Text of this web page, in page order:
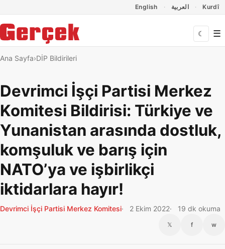
English العربية Kurdî
☾ ☰
Ana Sayfa DİP Bildirileri
Devrimci İşçi Partisi Merkez
Komitesi Bildirisi: Türkiye ve
Yunanistan arasında dostluk,
komşuluk ve barış için
NATO’ya ve işbirlikçi
iktidarlara hayır!
Devrimci İşçi Partisi Merkez Komitesi 2 Ekim 2022 19 dk okuma
𝕏 f w